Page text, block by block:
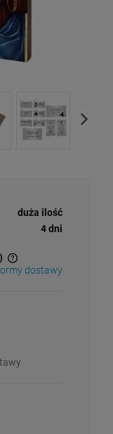
duża ilość
4 dni
dostawy